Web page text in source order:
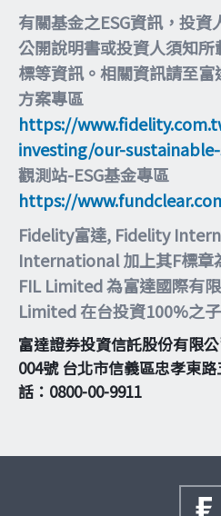
有關基金之ESG資訊，投
公開說明書或投資人須知
標等資訊。相關資訊請至
方案專區
https://
investing/our-
觀測站-ESG基金專區
https://
Fidelity富達, Fidelity
International 加上其F標章
FIL Limited 為富達國際有
Limited 在台投資100%之
富達證券投資信託股份有限
004號 台北市信義區忠孝東
話：0800-00-9911